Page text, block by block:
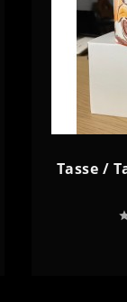
Tasse /